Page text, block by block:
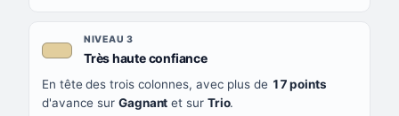
NIVEAU 3
Très haute confiance, couleur beige
En tête des trois colonnes, avec plus de 17 points
d'avance sur Gagnant et sur Trio.